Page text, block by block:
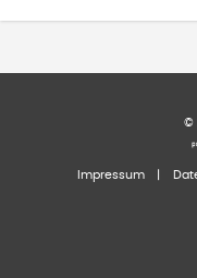
©
Impressum